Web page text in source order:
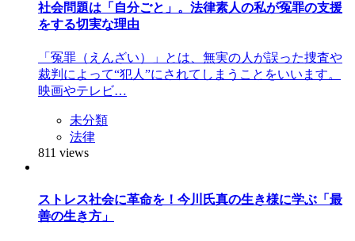
社会問題は「自分ごと」。法律素人の私が冤罪の支援
をする切実な理由
「冤罪（えんざい）」とは、無実の人が誤った捜査や
裁判によって“犯人”にされてしまうことをいいます。
映画やテレビ…
未分類
法律
811 views
ストレス社会に革命を！今川氏真の生き様に学ぶ「最
善の生き方」